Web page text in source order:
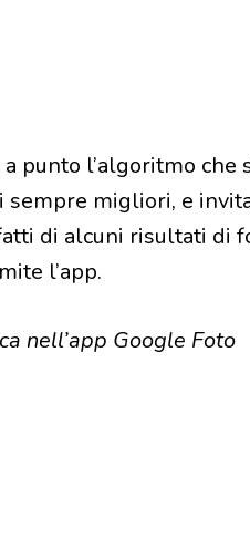
punto l’algoritmo che
migliori, e
di alcuni risultati di
l’app.
nell’app Google Foto